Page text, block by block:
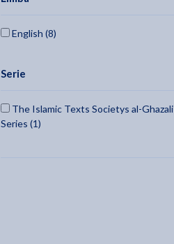
English (8)
Serie
The Islamic Texts Societys al-Ghazali
Series (1)